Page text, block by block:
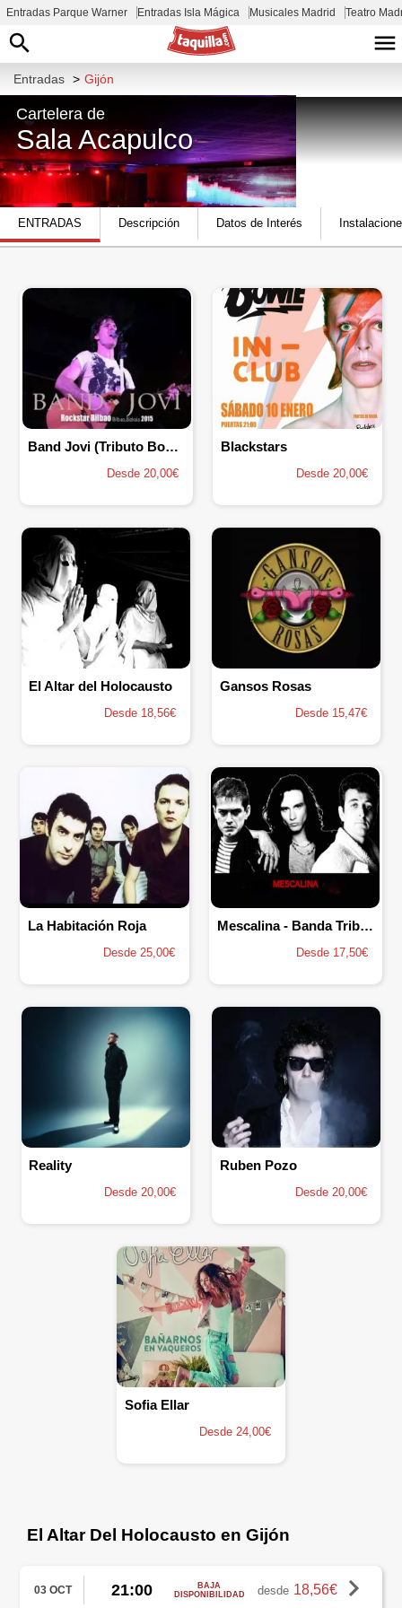
Entradas Parque Warner Entradas Isla Mágica Musicales Madrid Teatro
Entradas > Gijón
Cartelera de
Sala Acapulco
Calle Fernández Vallín, esquina, Calle
Padilla, 33205 Gijón, Asturias, España
ENTRADAS Descripción Datos de Interés
Band Jovi (Tributo Bon Jovi)
Desde 20,00€
Blackstars
Desde 20,00€
El Altar del Holocausto
Desde 18,56€
Gansos Rosas
Desde 15,47€
La Habitación Roja
Desde 25,00€
Mescalina - Banda Tributo
Desde 17,50€
Reality
Desde 20,00€
Ruben Pozo
Desde 20,00€
Sofia Ellar
Desde 24,00€
El Altar Del Holocausto en Gijón
03 OCT 21:00
BAJA
DISPONIBILIDAD
desde 18,56€